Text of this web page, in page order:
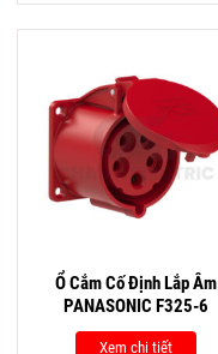
Ổ Cắm Cố Định Lắp Âm
PANASONIC F325-6
Xem chi tiết